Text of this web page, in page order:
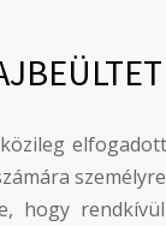
elfogadott
hogy